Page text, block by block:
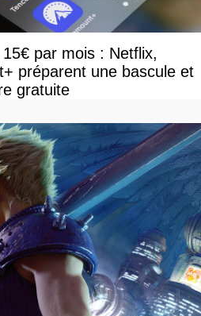
par mois : Netflix,
préparent une bascule et
gratuite